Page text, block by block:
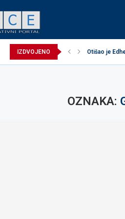
IZDVOJENO Otišao je
OZNAKA: